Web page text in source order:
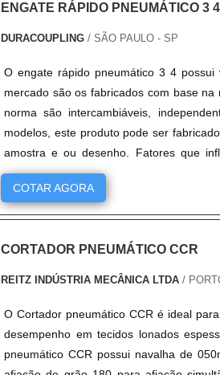
ENGATE RÁPIDO PNEUMÁTICO 3 4
DURACOUPLING/ SÃO PAULO - SP
O engate rápido pneumático 3 4
mercado são os fabricados com base
norma são intercambiáveis,
modelos, este produto pode ser
amostra e ou desenho. Fatores que
utilizado no....
COTAR AGORA
CORTADOR PNEUMÁTICO CCR
REITZ INDÚSTRIA MECÂNICA LTDA/
O Cortador pneumático CCR é ideal
desempenho em tecidos lonados
pneumático CCR possui navalha de